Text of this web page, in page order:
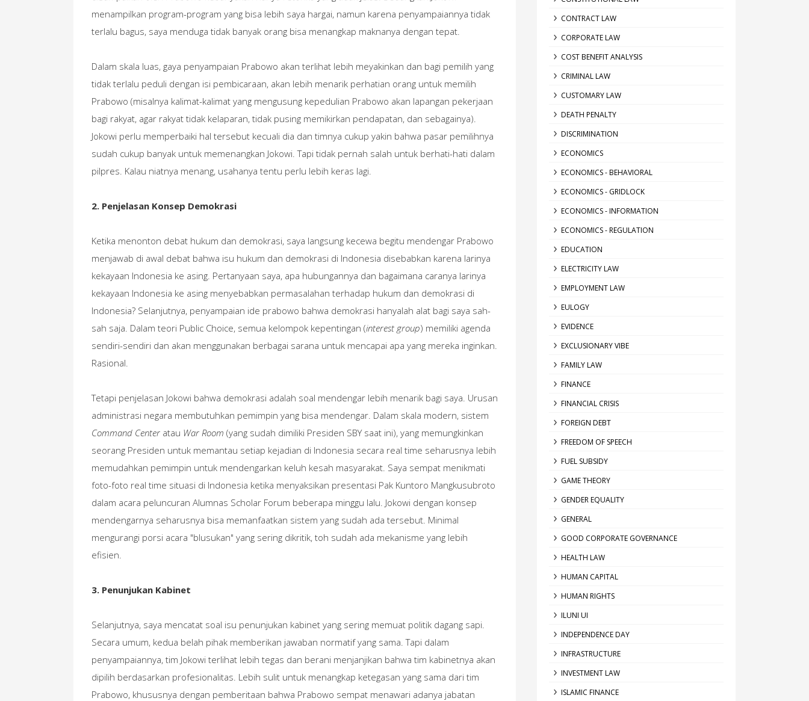
menampilkan program-program yang bisa lebih saya hargai, namun karena penyampaiannya tidak
terlalu bagus, saya menduga tidak banyak orang bisa menangkap maknanya dengan tepat.
Dalam skala luas, gaya penyampaian Prabowo akan terlihat lebih meyakinkan dan bagi pemilih yang
tidak terlalu peduli dengan isi pembicaraan, akan lebih menarik perhatian orang untuk memilih
Prabowo (misalnya kalimat-kalimat yang mengusung kepedulian Prabowo akan lapangan pekerjaan
bagi rakyat, agar rakyat tidak kelaparan, tidak pusing memikirkan pendapatan, dan sebagainya).
Jokowi perlu memperbaiki hal tersebut kecuali dia dan timnya cukup yakin bahwa pasar pemilihnya
sudah cukup banyak untuk memenangkan Jokowi. Tapi tidak pernah salah untuk berhati-hati dalam
pilpres. Kalau niatnya menang, usahanya tentu perlu lebih keras lagi.
2. Penjelasan Konsep Demokrasi
Ketika menonton debat hukum dan demokrasi, saya langsung kecewa begitu mendengar Prabowo
menjawab di awal debat bahwa isu hukum dan demokrasi di Indonesia disebabkan karena larinya
kekayaan Indonesia ke asing. Pertanyaan saya, apa hubungannya dan bagaimana caranya larinya
kekayaan Indonesia ke asing menyebabkan permasalahan terhadap hukum dan demokrasi di
Indonesia? Selanjutnya, penyampaian ide prabowo bahwa demokrasi hanyalah alat bagi saya sah-
sah saja. Dalam teori Public Choice, semua kelompok kepentingan (interest group) memiliki agenda
sendiri-sendiri dan akan menggunakan berbagai sarana untuk mencapai apa yang mereka inginkan.
Rasional.
Tetapi penjelasan Jokowi bahwa demokrasi adalah soal mendengar lebih menarik bagi saya. Urusan
administrasi negara membutuhkan pemimpin yang bisa mendengar. Dalam skala modern, sistem
Command Center atau War Room (yang sudah dimiliki Presiden SBY saat ini), yang memungkinkan
seorang Presiden untuk memantau setiap kejadian di Indonesia secara real time seharusnya lebih
memudahkan pemimpin untuk mendengarkan keluh kesah masyarakat. Saya sempat menikmati
foto-foto real time situasi di Indonesia ketika menyaksikan presentasi Pak Kuntoro Mangkusubroto
dalam acara peluncuran Alumnas Scholar Forum beberapa minggu lalu. Jokowi dengan konsep
mendengarnya seharusnya bisa memanfaatkan sistem yang sudah ada tersebut. Minimal
mengurangi porsi acara "blusukan" yang sering dikritik, toh sudah ada mekanisme yang lebih
efisien.
3. Penunjukan Kabinet
Selanjutnya, saya mencatat soal isu penunjukan kabinet yang sering memuat politik dagang sapi.
Secara umum, kedua belah pihak memberikan jawaban normatif yang sama. Tapi dalam
penyampaiannya, tim Jokowi terlihat lebih tegas dan berani menjanjikan bahwa tim kabinetnya akan
dipilih berdasarkan profesionalitas. Lebih sulit untuk menangkap ketegasan yang sama dari tim
Prabowo, khususnya dengan pemberitaan bahwa Prabowo sempat menawari adanya jabatan
CONTRACT LAW
CORPORATE LAW
COST BENEFIT ANALYSIS
CRIMINAL LAW
CUSTOMARY LAW
DEATH PENALTY
DISCRIMINATION
ECONOMICS
ECONOMICS - BEHAVIORAL
ECONOMICS - GRIDLOCK
ECONOMICS - INFORMATION
ECONOMICS - REGULATION
EDUCATION
ELECTRICITY LAW
EMPLOYMENT LAW
EULOGY
EVIDENCE
EXCLUSIONARY VIBE
FAMILY LAW
FINANCE
FINANCIAL CRISIS
FOREIGN DEBT
FREEDOM OF SPEECH
FUEL SUBSIDY
GAME THEORY
GENDER EQUALITY
GENERAL
GOOD CORPORATE GOVERNANCE
HEALTH LAW
HUMAN CAPITAL
HUMAN RIGHTS
ILUNI UI
INDEPENDENCE DAY
INFRASTRUCTURE
INVESTMENT LAW
ISLAMIC FINANCE